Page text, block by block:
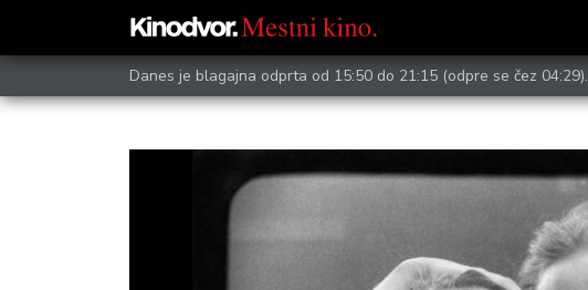
Danes je blagajna odprta od 15:50 do 21:15 (odpre se čez 04:29).